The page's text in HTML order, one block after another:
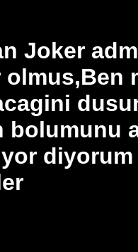
Joker
bolumunu